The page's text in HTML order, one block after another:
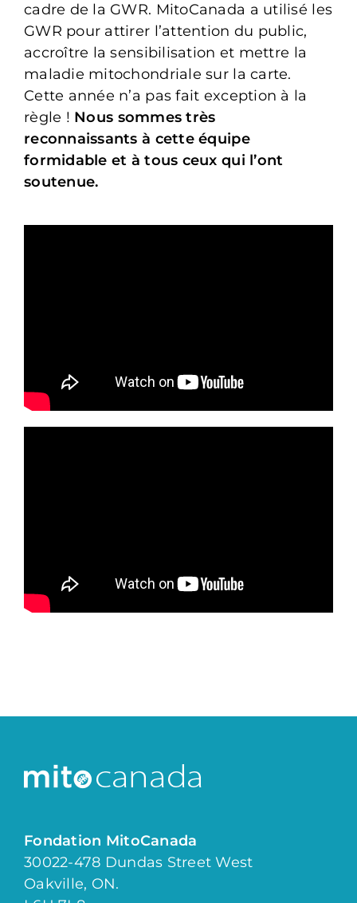
cadre de la GWR. MitoCanada a utilisé les
GWR pour attirer l’attention du public,
accroître la sensibilisation et mettre la
maladie mitochondriale sur la carte.
Cette année n’a pas fait exception à la
règle ! Nous sommes très
reconnaissants à cette équipe
formidable et à tous ceux qui l’ont
soutenue.
Fondation MitoCanada
30022-478 Dundas Street West
Oakville, ON.